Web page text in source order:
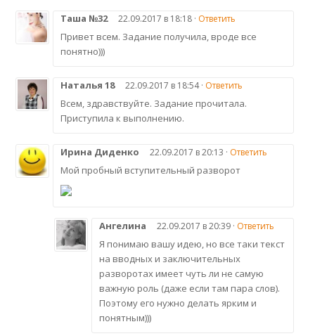
Таша №32 22.09.2017 в 18:18 · Ответить
Привет всем. Задание получила, вроде все
понятно)))
Наталья 18 22.09.2017 в 18:54 · Ответить
Всем, здравствуйте. Задание прочитала.
Приступила к выполнению.
Ирина Диденко 22.09.2017 в 20:13 · Ответить
Мой пробный вступительный разворот
Ангелина 22.09.2017 в 20:39 · Ответить
Я понимаю вашу идею, но все таки текст
на вводных и заключительных
разворотах имеет чуть ли не самую
важную роль (даже если там пара слов).
Поэтому его нужно делать ярким и
понятным)))